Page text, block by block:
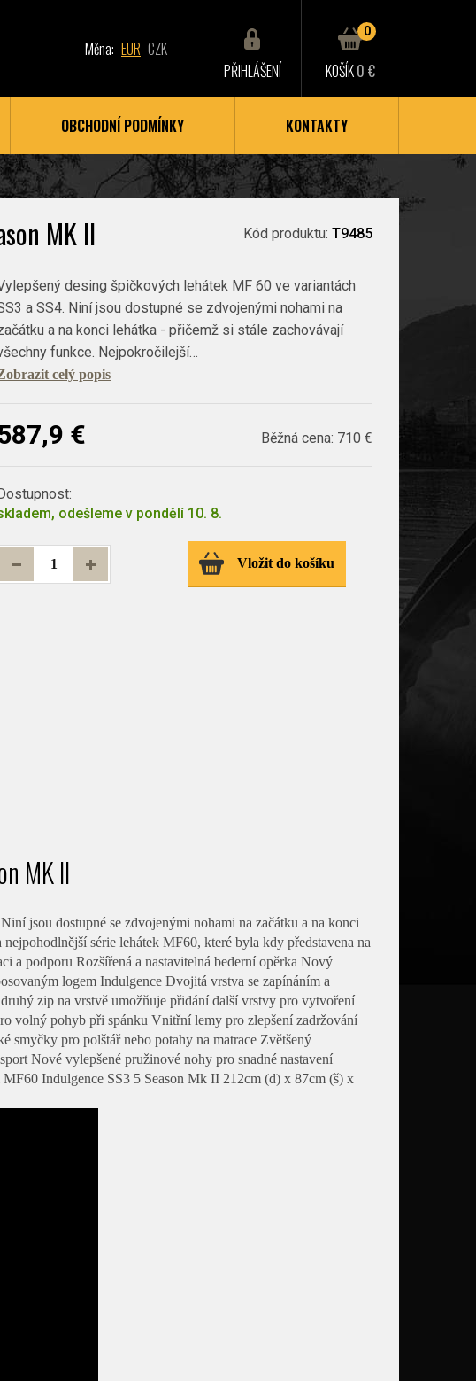
Měna: EUR CZK
PŘIHLÁŠENÍ
0
KOŠÍK0 €
OBCHODNÍ PODMÍNKY KONTAKTY
MK II Kód produktu: T9485
desing špičkových lehátek MF 60 ve variantách
a SS4. Niní jsou dostupné se zdvojenými nohami na
a na konci lehátka - přičemž si stále zachovávají
funkce. Nejpokročilejší…
celý popis
€ Běžná cena: 710 €
odešleme v pondělí 10. 8.
Vložit do košíku
MK II
jsou dostupné se zdvojenými nohami na začátku a na konci
série lehátek MF60, které byla kdy představena na
a podporu Rozšířená a nastavitelná bederní opěrka Nový
logem Indulgence Dvojitá vrstva se zapínáním a
zip na vrstvě umožňuje přidání další vrstvy pro vytvoření
volný pohyb při spánku Vnitřní lemy pro zlepšení zadržování
smyčky pro polštář nebo potahy na matrace Zvětšený
Nové vylepšené pružinové nohy pro snadné nastavení
Indulgence SS3 5 Season Mk II 212cm (d) x 87cm (š) x